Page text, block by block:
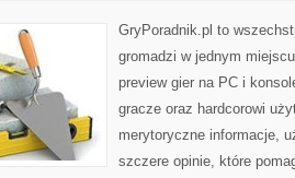
GryPoradnik.pl to
gromadzi w jednym
preview gier na PC i
gracze oraz hardcorowi
merytoryczne informacje,
szczere opinie, które